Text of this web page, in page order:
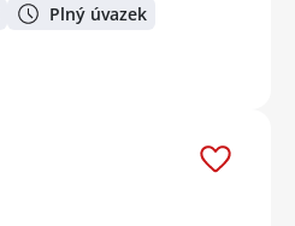
Plný úvazek